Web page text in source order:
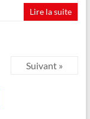
Lire la suite
Suivant »